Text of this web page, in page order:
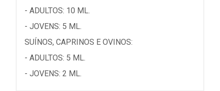
- ADULTOS: 10 ML.
- JOVENS: 5 ML.
SUÍNOS, CAPRINOS E OVINOS:
- ADULTOS: 5 ML.
- JOVENS: 2 ML.